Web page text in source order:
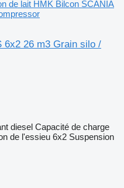
de lait HMK Bilcon SCANIA
6x2 26 m3 Grain silo /
diesel Capacité de charge
de l'essieu 6x2 Suspension